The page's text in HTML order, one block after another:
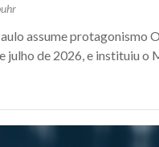
assume protagonismo
julho de 2026, e instituiu o